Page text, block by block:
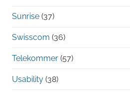
Sunrise (37)
Swisscom (36)
Telekommer (57)
Usability (38)